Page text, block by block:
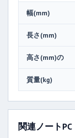
幅(mm)
長さ(mm)
高さ(mm)の
質量(kg)
関連ノートPC